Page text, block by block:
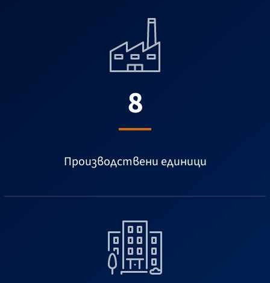
8
Производствени единици